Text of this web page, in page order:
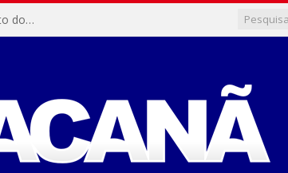
Resex Maracanã avança no processo de gestão e ordenamento do turismo em nossas áreas protegidas.